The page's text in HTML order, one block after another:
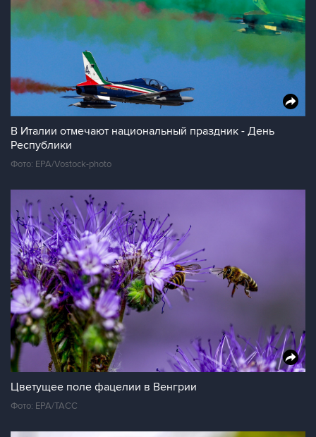
В Италии отмечают национальный праздник - День
Республики
Фото: EPA/Vostock-photo
Цветущее поле фацелии в Венгрии
Фото: ЕРА/ТАСС